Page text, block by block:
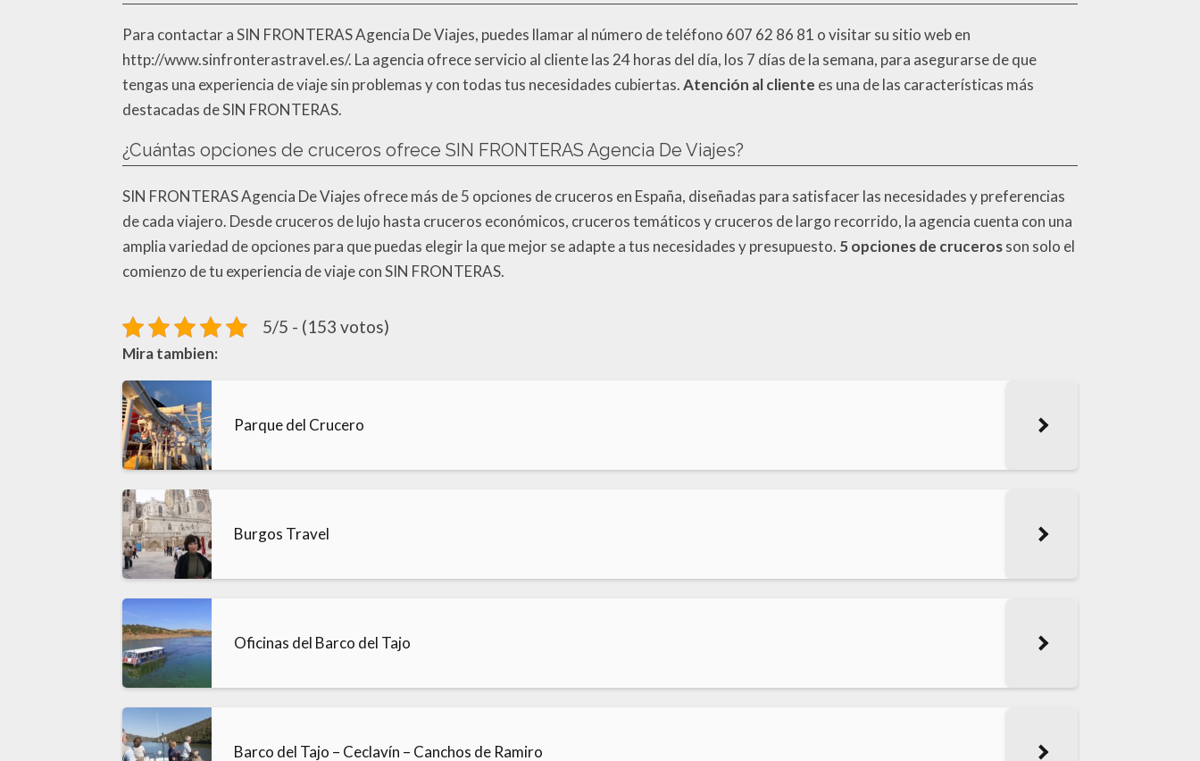
Para contactar a SIN FRONTERAS Agencia De Viajes, puedes llamar al número de teléfono 607 62 86 81 o visitar su sitio web en
http://www.sinfronterastravel.es/. La agencia ofrece servicio al cliente las 24 horas del día, los 7 días de la semana, para asegurarse de que
tengas una experiencia de viaje sin problemas y con todas tus necesidades cubiertas.Atención al cliente es una de las características más
destacadas de SIN FRONTERAS.
¿Cuántas opciones de cruceros ofrece SIN FRONTERAS Agencia De Viajes?
SIN FRONTERAS Agencia De Viajes ofrece más de 5 opciones de cruceros en España, diseñadas para satisfacer las necesidades y preferencias
de cada viajero. Desde cruceros de lujo hasta cruceros económicos, cruceros temáticos y cruceros de largo recorrido, la agencia cuenta con una
amplia variedad de opciones para que puedas elegir la que mejor se adapte a tus necesidades y presupuesto. 5 opciones de crucerosson solo el
comienzo de tu experiencia de viaje con SIN FRONTERAS.
5/5 - (153 votos)
Mira tambien:
Parque del Crucero
Burgos Travel
Oficinas del Barco del Tajo
Barco del Tajo – Ceclavín – Canchos de Ramiro